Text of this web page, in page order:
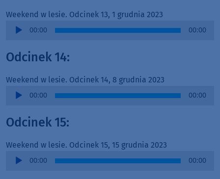
Weekend w lesie. Odcinek 13, 1 grudnia 2023
Audio
00:00 00:00
Odcinek 14:
Weekend w lesie. Odcinek 14, 8 grudnia 2023
Audio
00:00 00:00
Odcinek 15:
Weekend w lesie. Odcinek 15, 15 grudnia 2023
Audio
00:00 00:00